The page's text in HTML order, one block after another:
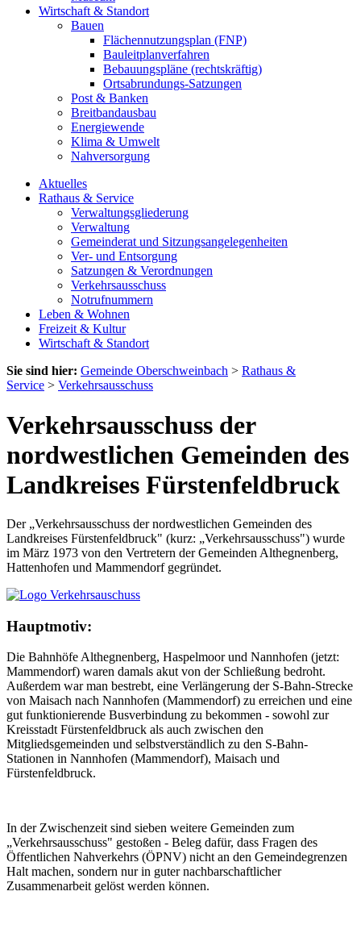
Wirtschaft & Standort
Bauen
Flächennutzungsplan (FNP)
Bauleitplanverfahren
Bebauungspläne (rechtskräftig)
Ortsabrundungs-Satzungen
Post & Banken
Breitbandausbau
Energiewende
Klima & Umwelt
Nahversorgung
Aktuelles
Rathaus & Service
Verwaltungsgliederung
Verwaltung
Gemeinderat und Sitzungsangelegenheiten
Ver- und Entsorgung
Satzungen & Verordnungen
Verkehrsausschuss
Notrufnummern
Leben & Wohnen
Freizeit & Kultur
Wirtschaft & Standort
Sie sind hier: Gemeinde Oberschweinbach > Rathaus &
Service > Verkehrsausschuss
Verkehrsausschuss der
nordwestlichen Gemeinden des
Landkreises Fürstenfeldbruck
Der „Verkehrsausschuss der nordwestlichen Gemeinden des
Landkreises Fürstenfeldbruck" (kurz: „Verkehrsausschuss") wurde
im März 1973 von den Vertretern der Gemeinden Althegnenberg,
Hattenhofen und Mammendorf gegründet.
Hauptmotiv:
Die Bahnhöfe Althegnenberg, Haspelmoor und Nannhofen (jetzt:
Mammendorf) waren damals akut von der Schließung bedroht.
Außerdem war man bestrebt, eine Verlängerung der S-Bahn-Strecke
von Maisach nach Nannhofen (Mammendorf) zu erreichen und eine
gut funktionierende Busverbindung zu bekommen - sowohl zur
Kreisstadt Fürstenfeldbruck als auch zwischen den
Mitgliedsgemeinden und selbstverständlich zu den S-Bahn-
Stationen in Nannhofen (Mammendorf), Maisach und
Fürstenfeldbruck.
In der Zwischenzeit sind sieben weitere Gemeinden zum
„Verkehrsausschuss" gestoßen - Beleg dafür, dass Fragen des
Öffentlichen Nahverkehrs (ÖPNV) nicht an den Gemeindegrenzen
Halt machen, sondern nur in guter nachbarschaftlicher
Zusammenarbeit gelöst werden können.